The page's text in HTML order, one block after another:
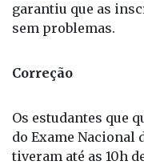
garantiu que as
sem problemas.
Correção
Os estudantes que
do Exame Nacional
tiveram até as 10h